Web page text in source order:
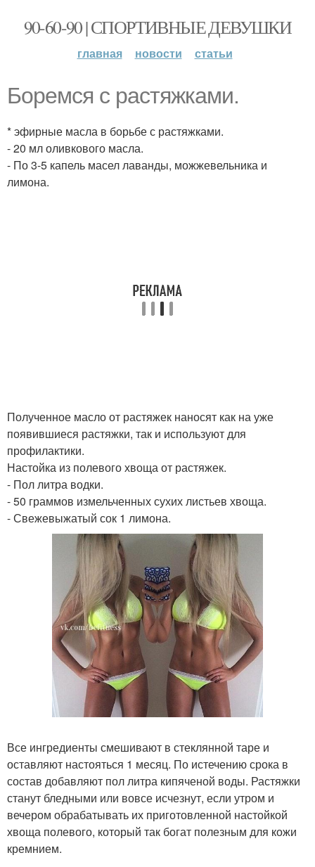
90-60-90 | СПОРТИВНЫЕ ДЕВУШКИ
главная новости статьи
Боремся с растяжками.
* эфирные масла в борьбе с растяжками.
- 20 мл оливкового масла.
- По 3-5 капель масел лаванды, можжевельника и
лимона.
Полученное масло от растяжек наносят как на уже
появившиеся растяжки, так и используют для
профилактики.
Настойка из полевого хвоща от растяжек.
- Пол литра водки.
- 50 граммов измельченных сухих листьев хвоща.
- Свежевыжатый сок 1 лимона.
Все ингредиенты смешивают в стеклянной таре и
оставляют настояться 1 месяц. По истечению срока в
состав добавляют пол литра кипяченой воды. Растяжки
станут бледными или вовсе исчезнут, если утром и
вечером обрабатывать их приготовленной настойкой
хвоща полевого, который так богат полезным для кожи
кремнием.